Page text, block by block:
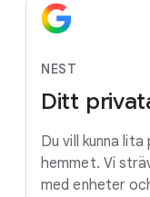
NEST
Ditt
Du vill kunna
hemmet. Vi
med enheter